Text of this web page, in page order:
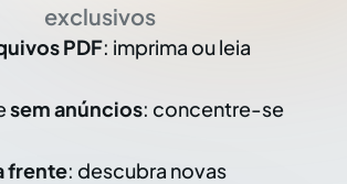
exclusivos
PDF: imprima ou leia
sem anúncios: concentre-se
frente: descubra novas